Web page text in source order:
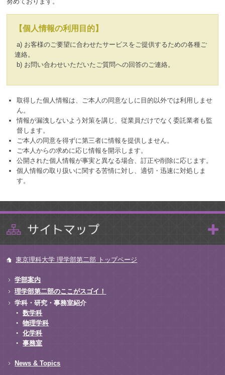
【個人情報の利用目的】
a) お客様のご要望に合わせたサービスをご提供するための各種ご
連絡。
b) お問い合わせいただいたご質問への回答のご連絡。
取得した個人情報は、ご本人の同意なしに目的以外では利用しませ
ん。
情報が漏洩しないよう対策を講じ、従業員だけでなく委託業者も監
督します。
ご本人の同意を得ずに第三者に情報を提供しません。
ご本人からの求めに応じ情報を開示します。
公開された個人情報が事実と異なる場合、訂正や削除に応じます。
個人情報の取り扱いに関する苦情に対し、適切・迅速に対処しま
す。
東京理科大学 理学部第二部 トップページ
学部案内
理学部第二部のここがスゴイ！
学科・研究・事務室紹介
数学科
物理学科
化学科
事務室
News & Topics